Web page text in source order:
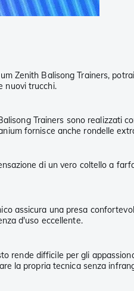
Zenith Balisong Trainers,
nuovi trucchi.
Trainers sono realizzati
fornisce anche rondelle
di un vero coltello a
assicura una presa
d'uso eccellente.
difficile per gli
la propria tecnica senza